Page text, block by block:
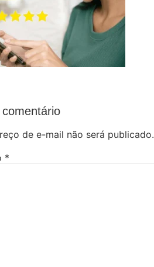
de e-mail não será publicado.
*